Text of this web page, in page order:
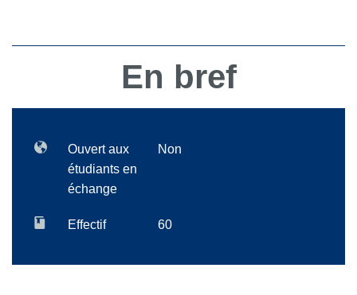
En bref
Ouvert aux
étudiants en
échange
Non
Effectif 60